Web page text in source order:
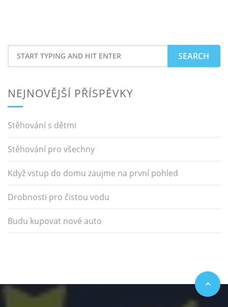
Search
for
NEJNOVĚJŠÍ PŘÍSPĚVKY
Stěhování s dětmi
Stěhování pro všechny
Když vstup do domu zaujme na první pohled
Drobnosti pro čistou vodu
Budu kupovat nové auto